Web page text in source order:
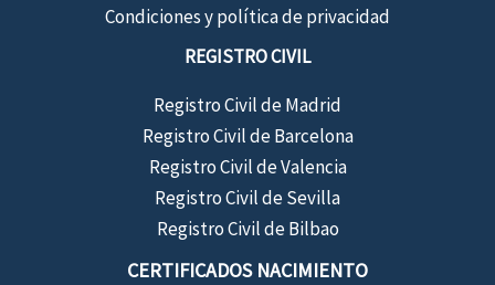
Condiciones y política de privacidad
REGISTRO CIVIL
Registro Civil de Madrid
Registro Civil de Barcelona
Registro Civil de Valencia
Registro Civil de Sevilla
Registro Civil de Bilbao
CERTIFICADOS NACIMIENTO